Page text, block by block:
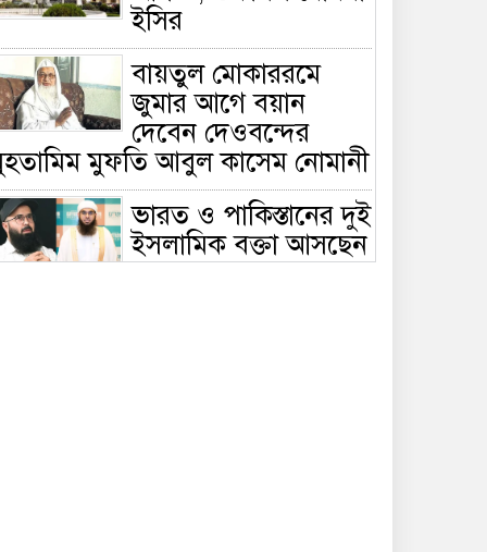
ইসির
বায়তুল মোকাররমে
জুমার আগে বয়ান
দেবেন দেওবন্দের
মুফতি আবুল কাসেম নোমানী
ভারত ও পাকিস্তানের দুই
ইসলামিক বক্তা আসছেন
বাংলাদেশে, ঢাকা-